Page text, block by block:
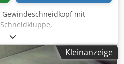
Gewindeschneidkopf mit
Rohrgewinde-Schneide Dkedob
1"-2" Zoll -Gewicht: 1,5 kg
Kleinanzeige